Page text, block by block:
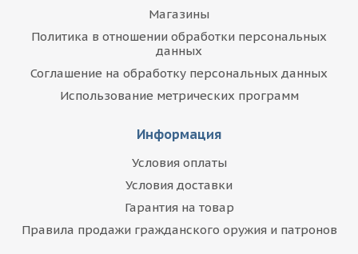
Магазины
Политика в отношении обработки персональных
данных
Соглашение на обработку персональных данных
Использование метрических программ
Информация
Условия оплаты
Условия доставки
Гарантия на товар
Правила продажи гражданского оружия и патронов